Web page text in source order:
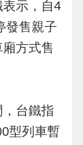
示，自4
發售親子
方式售
台鐵指
型列車暫